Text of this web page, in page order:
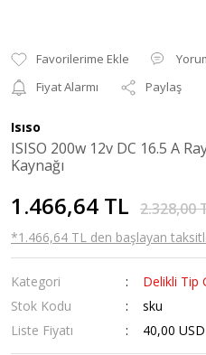
Fiyat Alarmı
Paylaş
Isıso
ISISO 200w 12v DC 16.5 A
Kaynağı
1.466,64 TL 2.328,00
*1.466,64 TL den başlayan
Kategori
Delikli Tip
Stok Kodu
sku
Liste Fiyatı
40,00